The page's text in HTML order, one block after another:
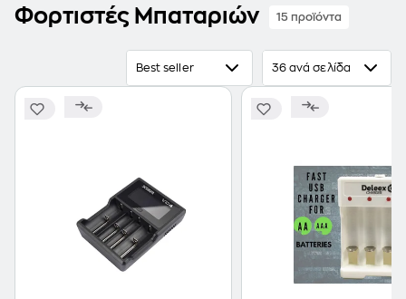
Φορτιστές Μπαταριών 15 προϊόντα
Best seller 36 ανά σελίδα